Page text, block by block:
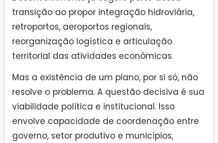
transição ao propor integração hidroviária,
retroportos, aeroportos regionais,
reorganização logística e articulação
territorial das atividades econômicas.
Mas a existência de um plano, por si só, não
resolve o problema. A questão decisiva é sua
viabilidade política e institucional. Isso
envolve capacidade de coordenação entre
governo, setor produtivo e municípios,